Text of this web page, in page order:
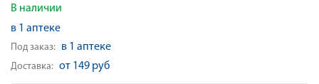
В наличии
в 1 аптеке
Под заказ: в 1 аптеке
Доставка: от 149 руб